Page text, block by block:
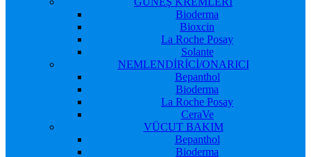
Bioderma
Bioxcin
La Roche Posay
Solante
NEMLENDİRİCİ/ONARICI
Bepanthol
Bioderma
La Roche Posay
CeraVe
VÜCUT BAKIM
Bepanthol
Bioderma